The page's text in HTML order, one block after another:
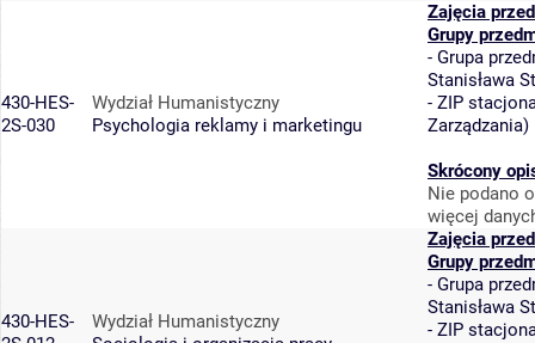
430-HES-
2S-030
Wydział Humanistyczny
Psychologia reklamy i marketingu
Zajęcia
Grupy
- Grupa
Stanisława
- ZIP
Zarządzania)
Skrócony
Nie podano
więcej
430-HES-
Wydział Humanistyczny
Zajęcia
Grupy
- Grupa
Stanisława
- ZIP